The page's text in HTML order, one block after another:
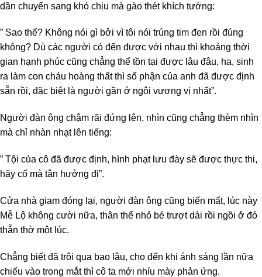
dần chuyển sang khó chịu mà gào thét khích tướng:
” Sao thế? Không nói gì bởi vì tôi nói trúng tim đen rồi đúng
không? Dù các người có đến được với nhau thì khoảng thời
gian hạnh phúc cũng chẳng thể tồn tại được lâu đâu, ha, sinh
ra làm con cháu hoàng thất thì số phận của anh đã được định
sẵn rồi, đặc biệt là người gần ở ngôi vương vị nhất”.
Người đàn ông chậm rãi đứng lên, nhìn cũng chẳng thèm nhìn
mà chỉ nhàn nhạt lên tiếng:
” Tội của cô đã được định, hình phạt lưu đày sẽ được thực thi,
hãy cố mà tận hưởng đi”.
Cửa nhà giam đóng lại, người đàn ông cũng biến mất, lúc này
Mễ Lộ không cười nữa, thân thể nhỏ bé trượt dài rồi ngồi ở đó
thẫn thờ một lúc.
Chẳng biết đã trôi qua bao lâu, cho đến khi ánh sáng lần nữa
chiếu vào trong mắt thì cô ta mới nhíu mày phản ứng.